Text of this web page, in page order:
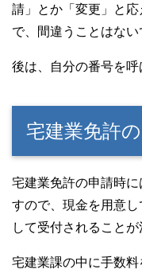
請」とか「変更」と
で、間違うことはない
後は、自分の番号を呼
宅建業免許
宅建業免許の申請時
すので、現金を用意
して受付されること
宅建業課の中に手数